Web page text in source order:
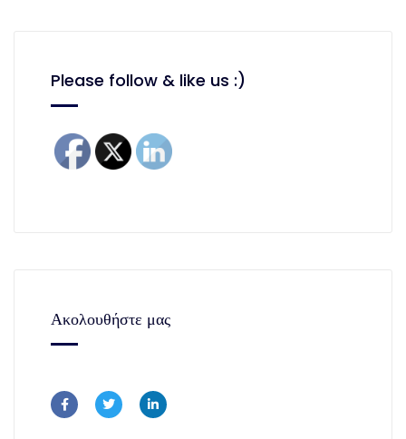
Please follow & like us :)
Ακολουθήστε μας